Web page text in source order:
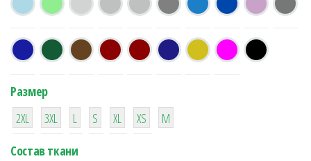
Размер
38
2XL
16
3XL
42
L
42
S
42
XL XS
М
Состав ткани